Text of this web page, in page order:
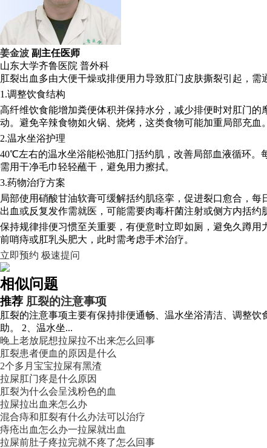
姜金波 副主任医师
山东大学齐鲁医院 普外科
肛裂出血多由大便干燥或排便用力导致肛门皮肤撕裂引起，
1.调整饮食结构
高纤维饮食能增加粪便体积并保持水分，减少排便时对肛门
动。避免辛辣食物如火锅、烧烤，这类食物可能加重局部充血。
2.温水坐浴护理
40℃左右的温水坐浴能松弛肛门括约肌，改善局部血液循环。
需用干净毛巾轻轻蘸干，避免用力擦拭。
3.药物治疗方案
局部使用硝酸甘油软膏可缓解括约肌痉挛，促进裂口愈合，
出血或反复发作需就医，可能需要肉毒杆菌注射或侧方内括约
保持规律排便习惯至关重要，有便意时立即如厕，避免久蹲
前哨痔或肛乳头肥大，此时需考虑手术治疗。
立即预约 极速提问
相似问题
推荐 肛裂的注意事项
肛裂的注意事项主要有保持排便通畅、温水坐浴清洁、调整
助。 2、温水坐...
晚上老放屁想拉屎拉不出来怎么回事
肛裂患者便血的原因是什么
2个多月宝宝拉屎有黑渣
拉屎肛门疼是什么原因
肛裂为什么会呈浅粉色的血
拉屎拉出血来怎么办
混合痔和肛裂有什么办法可以治疗
痔疮出血怎么办一拉屎就出血
拉屎前肚子疼拉完就不疼了怎么回事